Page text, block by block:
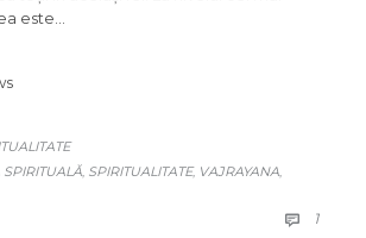
este…
SPIRITUALĂ, SPIRITUALITATE, VAJRAYANA,
 1